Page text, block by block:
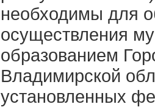
необходимы для
осуществления
образованием
Владимирской
установленных